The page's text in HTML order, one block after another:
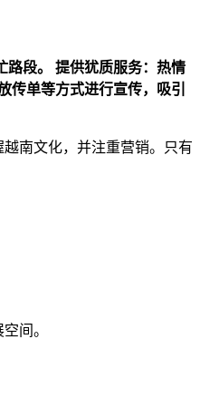
段。
提供犹质服务：热情
传单等方式进行宣传，吸引
南文化，并注重营销。只有
间。